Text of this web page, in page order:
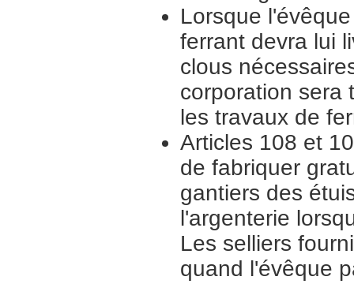
Lorsque
ferrant devra lui
clous
corporation sera
les travaux de
Articles 108 et
de fabriquer
gantiers des
l'argenterie
Les selliers
quand l'évêque